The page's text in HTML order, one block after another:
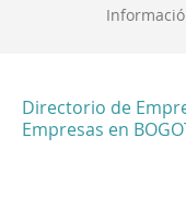
Directorio de
Empresas en